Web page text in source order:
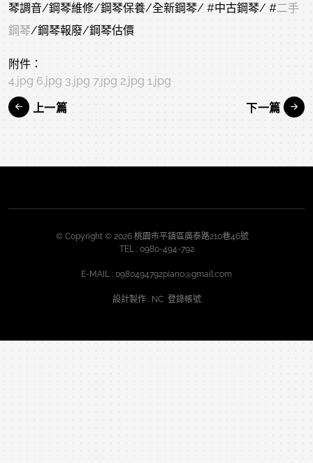
琴調音/鋼琴維修/鋼琴保養/全新鋼琴/ #中古鋼琴/ #二手
鋼琴/鋼琴報廢/鋼琴估價
附件：
4.jpg 6.jpg 3.jpg 7.jpg 2.jpg 1.jpg
上一篇 下一篇
© Copyright © 2026 桃園市平鎮區廣泰路210巷46號
TEL : 0980-494-792
E-MAIL : 0980494792piano@gmail.com
設計製作: NC 登錄帳號